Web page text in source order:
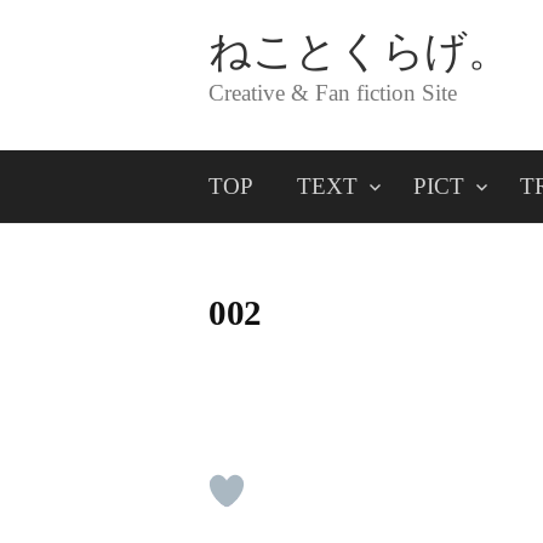
ン
ねことくらげ。
Creative & Fan fiction Site
TOP TEXT PICT
002